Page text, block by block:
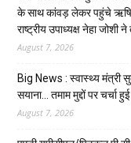
के साथ कांवड़ लेकर पहुंचे
राष्ट्रीय उपाध्यक्ष नेहा जोशी
August 7, 2026
Big News : स्वास्थ्य मंत्री
सयाना… तमाम मुद्दों पर चर्चा हुई
August 7, 2026